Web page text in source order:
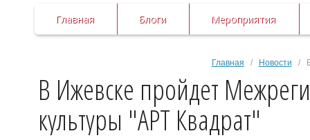
Главная Блоги Мероприятия
Главная / Новости / В
В Ижевске пройдет
культуры "АРТ Квадрат"